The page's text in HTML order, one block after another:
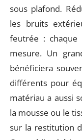
sous plafond.
les bruits
feutrée : chaque
mesure. Un
bénéficiera
différents pour
matériau a aussi
la mousse ou le
sur la restitution